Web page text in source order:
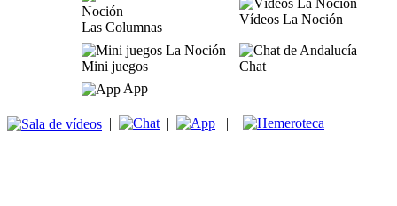
Las Columnas
Vídeos La Noción
Mini juegos
Chat
App
| | |